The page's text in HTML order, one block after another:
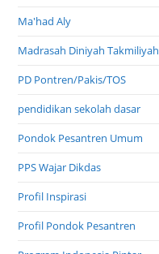
Ma'had Aly
Madrasah Diniyah Takmiliyah
PD Pontren/Pakis/TOS
pendidikan sekolah dasar
Pondok Pesantren Umum
PPS Wajar Dikdas
Profil Inspirasi
Profil Pondok Pesantren